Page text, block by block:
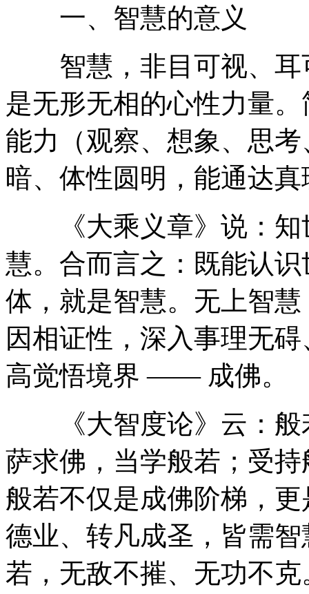
一、智慧的意义
智慧，非目可视、耳
是无形无相的心性力量
能力（观察、想象、思
暗、体性圆明，能通达
《大乘义章》说：知
慧。合而言之：既能认
体，就是智慧。无上智
因相证性，深入事理无
高觉悟境界 —— 成佛。
《大智度论》云：般
萨求佛，当学般若；受
般若不仅是成佛阶梯，
德业、转凡成圣，皆需
若，无敌不摧、无功不